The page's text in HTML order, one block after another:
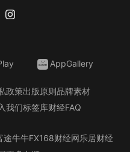
AppGallery
政策出版原则品牌素材
我们标签库财经FAQ
途牛牛FX168财经网乐居财经